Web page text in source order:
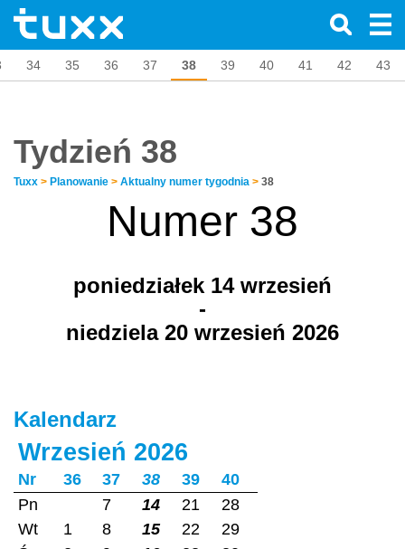
34 35 36 37 38 39 40 41 42 43
Tydzień 38
Tuxx > Planowanie > Aktualny numer tygodnia > 38
Numer 38
poniedziałek 14 wrzesień
-
niedziela 20 wrzesień 2026
Kalendarz
Wrzesień 2026
Nr 36 37 38 39
40
Pn
7 14 21
28
Wt
1 8 15 22
29